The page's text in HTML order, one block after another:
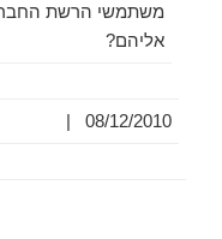
משתמשי הרשת
אליהם?
08/12/2010
|